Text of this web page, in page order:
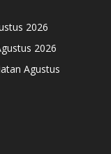
2026
2026
Agustus